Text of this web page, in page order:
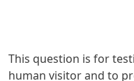
This question is for
human visitor and to